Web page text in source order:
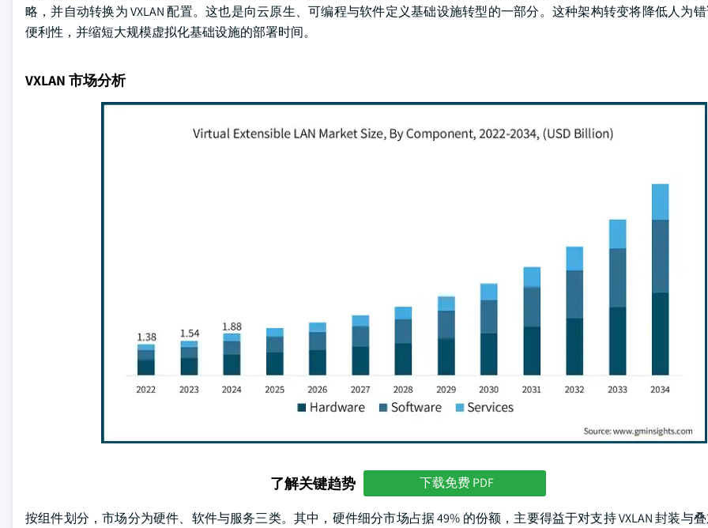
略，并自动转换为 VXLAN 配置。这也是向云原生、可编程与软件定义基础设施转型的一部分。这种架构转变将降低人为
便利性，并缩短大规模虚拟化基础设施的部署时间。
VXLAN 市场分析
了解关键趋势 下载免费 PDF
按组件划分，市场分为硬件、软件与服务三类。其中，硬件细分市场占据 49% 的份额，主要得益于对支持 VXLAN 封装与